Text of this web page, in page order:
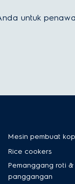
untuk
Mesin pembuat
Rice cookers
Pemanggang roti &
panggangan